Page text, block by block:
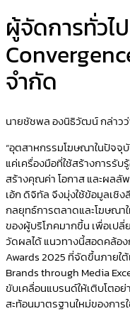
ผู้จัดการทั่วไ
จำกัด
นายชัชพล องนิธิวัฒน์ กล่าว
“อุตสาหกรรมโฆษณาในปัจจุบั
แค่เครื่องมือที่ใช้สร้างการรั
สร้างคุณค่า โอกาส และผลลั
เอ้ก ดิจิทัล จึงมุ่งใช้ข้อมูลเชิ
กลยุทธ์การตลาดและโฆษณา
ของผู้บริโภคมากขึ้น เพื่อเป
วัดผลได้ แนวทางนี้สอดคล้อ
Awards 2025 ที่จัดขึ้นภายใ
Brands through Media
ขับเคลื่อนแบรนด์ให้เติบโตอ
สะท้อนมาตรฐานใหม่ของการ